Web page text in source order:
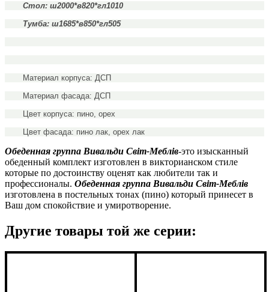
Стол: ш2000*в820*гл1010
Тумба: ш1685*в850*гл505
Материал корпуса: ДСП
Материал фасада: ДСП
Цвет корпуса: пино, орех
Цвет фасада: пино лак, орех лак
Обеденная группа Вивальди Світ-Меблів-это изысканный
обеденный комплект изготовлен в викторианском стиле
которые по достоинству оценят как любители так и
профессионалы. Обеденная группа Вивальди Світ-Меблів
изготовлена в постельных тонах (пино) который принесет в
Ваш дом спокойствие и умиротворение.
Другие товары той же серии: